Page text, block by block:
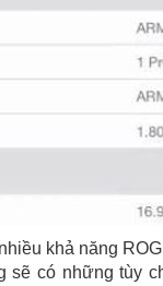
khả năng
sẽ có những tùy